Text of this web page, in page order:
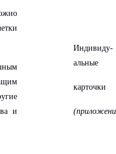
и
Индивиду-
альные
карточки